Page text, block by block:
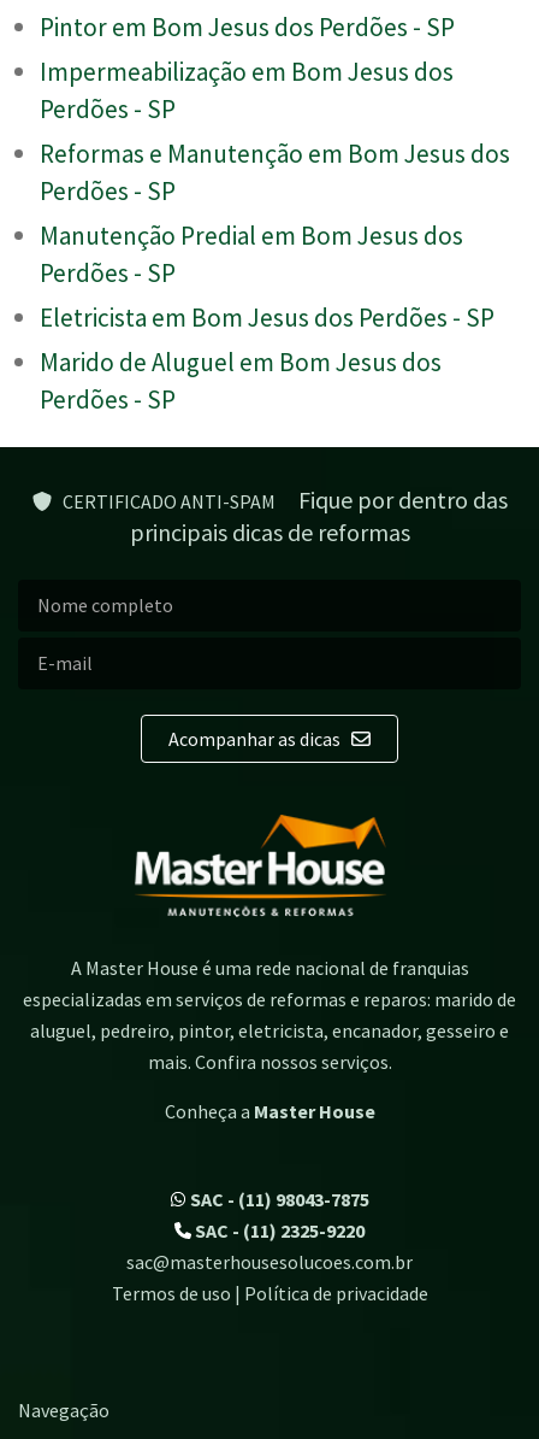
Pintor em Bom Jesus dos Perdões - SP
Impermeabilização em Bom Jesus dos
Perdões - SP
Reformas e Manutenção em Bom Jesus dos
Perdões - SP
Manutenção Predial em Bom Jesus dos
Perdões - SP
Eletricista em Bom Jesus dos Perdões - SP
Marido de Aluguel em Bom Jesus dos
Perdões - SP
CERTIFICADO ANTI-SPAM
Fique por dentro das
principais dicas de reformas
Acompanhar as dicas
A Master House é uma rede nacional de franquias
especializadas em serviços de reformas e reparos: marido de
aluguel, pedreiro, pintor, eletricista, encanador, gesseiro e
mais. Confira nossos serviços.
Conheça a Master House
SAC - (11) 98043-7875
SAC - (11) 2325-9220
sac@masterhousesolucoes.com.br
Termos de uso | Política de privacidade
Navegação